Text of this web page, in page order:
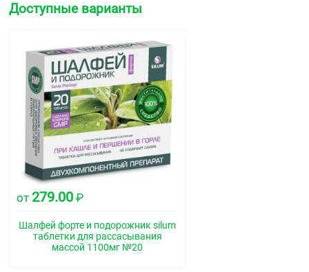
Доступные варианты
от 279.00 ₽
Шалфей форте и подорожник silum
таблетки для рассасывания
массой 1100мг №20